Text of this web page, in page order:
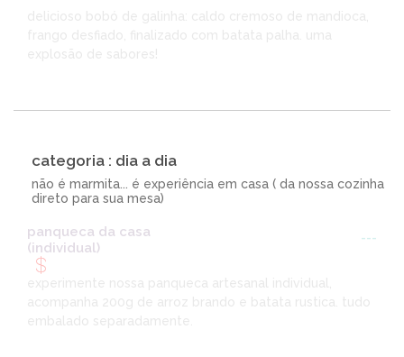
delicioso bobó de galinha: caldo cremoso de mandioca,
frango desfiado, finalizado com batata palha. uma
categoria : dia a dia
não é marmita... é experiência em casa ( da nossa cozinha
direto para sua mesa)
panqueca da casa
(individual)
---
experimente nossa panqueca artesanal individual,
acompanha 200g de arroz brando e batata rustica. tudo